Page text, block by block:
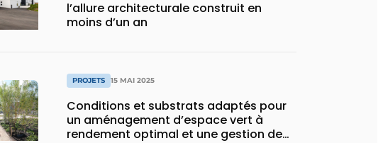
l’allure architecturale construit en
moins d’un an
PROJETS 15 MAI 2025
Conditions et substrats adaptés pour
un aménagement d’espace vert à
rendement optimal et une gestion de